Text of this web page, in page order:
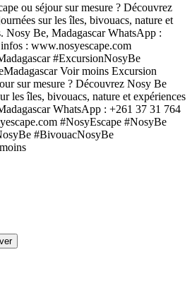
ou séjour sur mesure ? Découvrez
sur les îles, bivouacs, nature et
Nosy Be, Madagascar WhatsApp :
: www.nosyescape.com
#ExcursionNosyBe
Voir moins Excursion
sur mesure ? Découvrez Nosy Be
les îles, bivouacs, nature et expériences
WhatsApp : +261 37 31 764
#NosyEscape #NosyBe
#BivouacNosyBe